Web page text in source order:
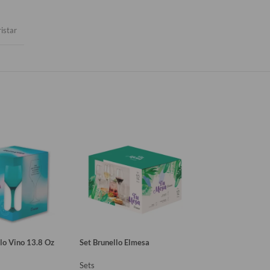
Vino 13.8 Oz
Set Brunello Elmesa
Sets